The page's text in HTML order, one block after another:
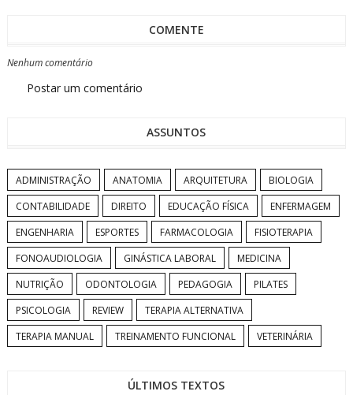
COMENTE
Nenhum comentário
Postar um comentário
ASSUNTOS
ADMINISTRAÇÃO ANATOMIA ARQUITETURA
BIOLOGIA
CONTABILIDADE
DIREITO EDUCAÇÃO FÍSICA
ENFERMAGEM
ENGENHARIA
ESPORTES FARMACOLOGIA
FISIOTERAPIA
FONOAUDIOLOGIA
GINÁSTICA LABORAL
MEDICINA
NUTRIÇÃO
ODONTOLOGIA PEDAGOGIA
PILATES
PSICOLOGIA
REVIEW
TERAPIA ALTERNATIVA
TERAPIA MANUAL
TREINAMENTO FUNCIONAL VETERINÁRIA
ÚLTIMOS TEXTOS